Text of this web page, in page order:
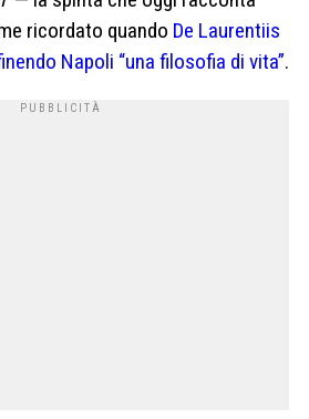
ricordato quando De Laurentiis
Napoli “una filosofia di vita”.